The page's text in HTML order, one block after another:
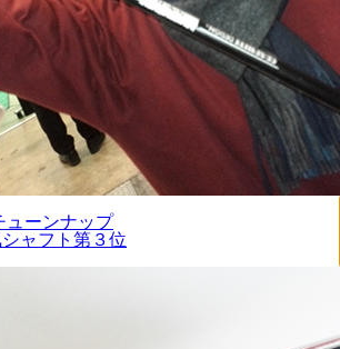
ューンナップ
ャフト第３位